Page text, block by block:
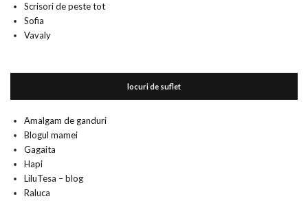
Scrisori de peste tot
Sofia
Vavaly
locuri de suflet
Amalgam de ganduri
Blogul mamei
Gagaita
Hapi
LiluTesa – blog
Raluca